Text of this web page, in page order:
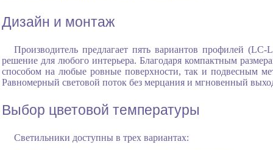
Дизайн и монтаж
Производитель предлагает пять вариантов профилей
решение для любого интерьера. Благодаря компактным
способом на любые ровные поверхности, так и подвесным
Равномерный световой поток без мерцания и мгновенный
Выбор цветовой температуры
Светильники доступны в трех вариантах: